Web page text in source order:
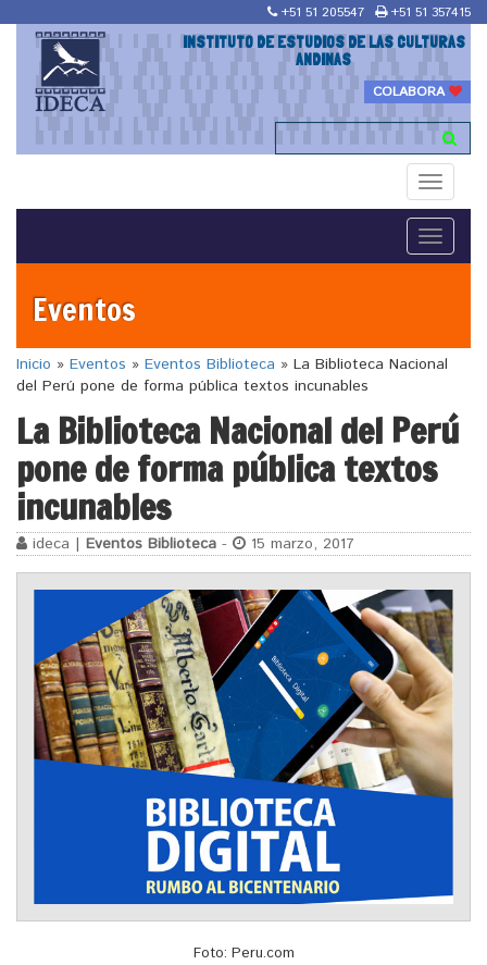
+51 51 205547 +51 51 357415
INSTITUTO DE ESTUDIOS DE LAS CULTURAS
ANDINAS
COLABORA
Toggle
Toggle
Eventos
Inicio » Eventos » Eventos Biblioteca » La Biblioteca Nacional
del Perú pone de forma pública textos incunables
La Biblioteca Nacional del Perú
pone de forma pública textos
incunables
ideca | Eventos Biblioteca - 15 marzo, 2017
Foto: Peru.com